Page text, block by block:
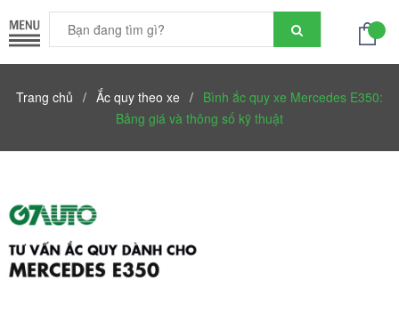
Trang chủ / Ắc quy theo xe / Bình ắc quy xe Mercedes E350:
Bảng giá và thông số kỹ thuật